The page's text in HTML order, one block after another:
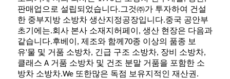
판매업으로 설립되었습니다.그것㈜가 투자하여 건설
한 중부지방 소방차 생산지정공장입니다.중국 공안부
초기에는.회사 본사 소재지 허페이, 생산 현장은 다음과
같습니다.후베이 , 제조와 함께 70종 이상의 품종 보
유'물 및 거품 소방차, 긴급 구조 소방차, 장비 소방차,
클래스 A 거품 소방차 및 건조 분말 거품을 포함한 소
방차 소방차.We 또한많은 독점 보유지적인 재산권.